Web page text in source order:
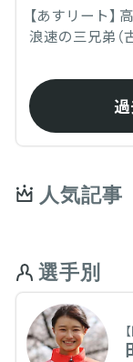
【あすリート】
浪速の三兄弟（
人気記事
選手別